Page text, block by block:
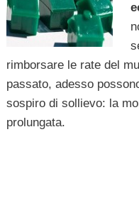
rimborsare le rate del
passato, adesso
sospiro di sollievo: la
prolungata.